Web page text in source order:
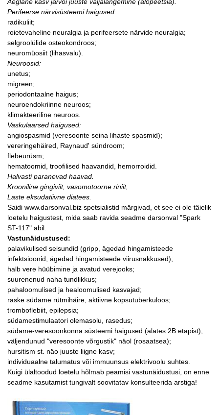
Perifeerse närvisüsteemi haigused:
radikuliit;
roietevaheline neuralgia ja perifeersete närvide neuralgia;
selgroolülide osteokondroos;
neuromüosiit (lihasvalu).
Neuroosid:
unetus;
migreen;
periodontaalne haigus;
neuroendokriinne neuroos;
klimakteeriline neuroos.
Vaskulaarsed haigused:
angiospasmid (veresoonte seina lihaste spasmid);
vereringehäired, Raynaud' sündroom;
flebeurüsm;
hematoomid, troofilised haavandid, hemorroidid.
Halvasti paranevad haavad.
Krooniline gingiviit, vasomotoorne riniit,
Laste eksudatiivne diatees.
Saidi www.darsonval.biz spetsialistid märgivad, et see ei ole täielik
loetelu haigustest, mida saab ravida seadme darsonval "Spark
ST-117" abil.
Vastunäidustused:
palavikulised seisundid (gripp, ägedad hingamisteede
infektsioonid, ägedad hingamisteede viirusnakkused);
halb vere hüübimine ja avatud verejooks;
suurenenud naha tundlikkus;
pahaloomulised ja healoomulised kasvajad;
raske südame rütmihäire, aktiivne kopsutuberkuloos;
tromboflebiit, epilepsia;
südamestimulaatori olemasolu, rasedus;
südame-veresoonkonna süsteemi haigused (alates 2B etapist);
väljendunud "veresoonte võrgustik" näol (rosaatsea);
hursitism st. näo juuste liigne kasv;
individuaalne talumatus või immuunsus elektrivoolu suhtes.
Kuigi ülaltoodud loetelu hõlmab peamisi vastunäidustusi, on enne
seadme kasutamist tungivalt soovitatav konsulteerida arstiga!